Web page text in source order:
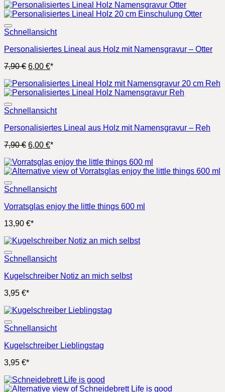
war:
7,90 €
ist:
6,00 €.
Schnellansicht
Personalisiertes Lineal aus Holz mit Namensgravur – Otter
7,90€ Ursprünglicher
war:
7,90 €
6,00 €Aktueller
ist:
6,00 €.
*
Schnellansicht
Personalisiertes Lineal aus Holz mit Namensgravur – Reh
7,90€ Ursprünglicher
war:
7,90 €
6,00 €Aktueller
ist:
6,00 €.
*
Schnellansicht
Vorratsglas enjoy the little things 600 ml
13,90 €*
Schnellansicht
Kugelschreiber Notiz an mich selbst
3,95 €*
Schnellansicht
Kugelschreiber Lieblingstag
3,95 €*